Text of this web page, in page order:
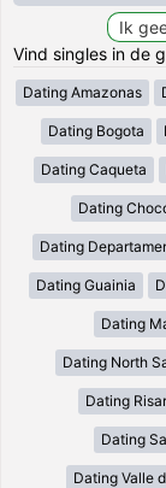
Vind singles in de
Dating Amazonas
Dating Bogota
Dating Caqueta
Dating
Dating
Dating Guainia
Dating
Dating North
Dating
Dating
Dating Valle